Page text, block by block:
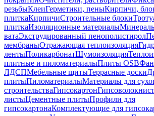
резьбыКлеиГерметики, пеныКирпичи,
плиткаКирпичиСтроительные блоки
плиткаИзоляционные материалы
ватаЭкструдированный пенополистирол
мембраныОтражающая теплоизоляция
лентыПоликарбонатШумоизоляция
плитные и пиломатериалыПлиты OSB
ЛДСПМебельные щитыТеррасные доски
плитыПиломатериалыМатериалы для
строительстваГипсокартон
листыЦементные плитыПрофили для
гипсокартонаКомплектующие для